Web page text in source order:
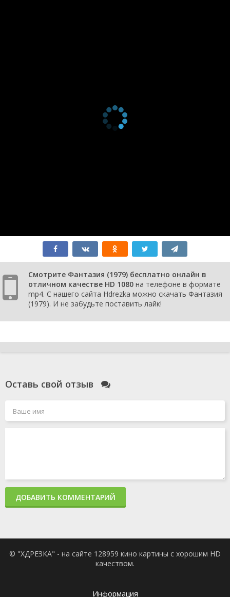
Смотрите Фантазия (1979) бесплатно онлайн в
отличном качестве HD 1080 на телефоне в формате
mp4. С нашего сайта Hdrezka можно скачать Фантазия
(1979). И не забудьте поставить лайк!
Оставь свой отзыв
ДОБАВИТЬ КОММЕНТАРИЙ
© "ХДРЕЗКА" - на сайте 128959 кино картины с хорошим HD
качеством.
Информация